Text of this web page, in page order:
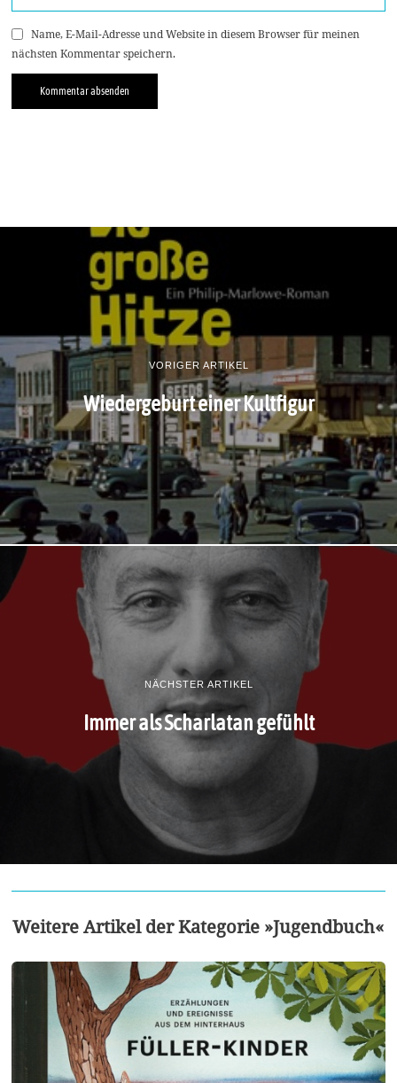
Name, E-Mail-Adresse und Website in diesem Browser für meinen
nächsten Kommentar speichern.
VORIGER ARTIKEL
Wiedergeburt einer Kultfigur
NÄCHSTER ARTIKEL
Immer als Scharlatan gefühlt
Weitere Artikel der Kategorie »Jugendbuch«